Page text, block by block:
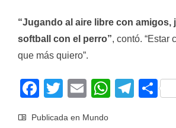
“Jugando al aire libre con amigos,
softball con el perro”, contó. “Estar
que más quiero”.
Facebook
Twitter
Email
Publicada en Mundo